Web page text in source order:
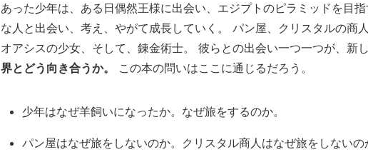
あった少年は、ある日偶然王様に出会い、エジプトのピラミッドを目
な人と出会い、考え、やがて成長していく。 パン屋、クリスタルの商
オアシスの少女、そして、錬金術士。 彼らとの出会い一つ一つが、新
界とどう向き合うか。
この本の問いはここに通じるだろう。
少年はなぜ羊飼いになったか。なぜ旅をするのか。
パン屋はなぜ旅をしないのか。クリスタル商人はなぜ旅をしないの